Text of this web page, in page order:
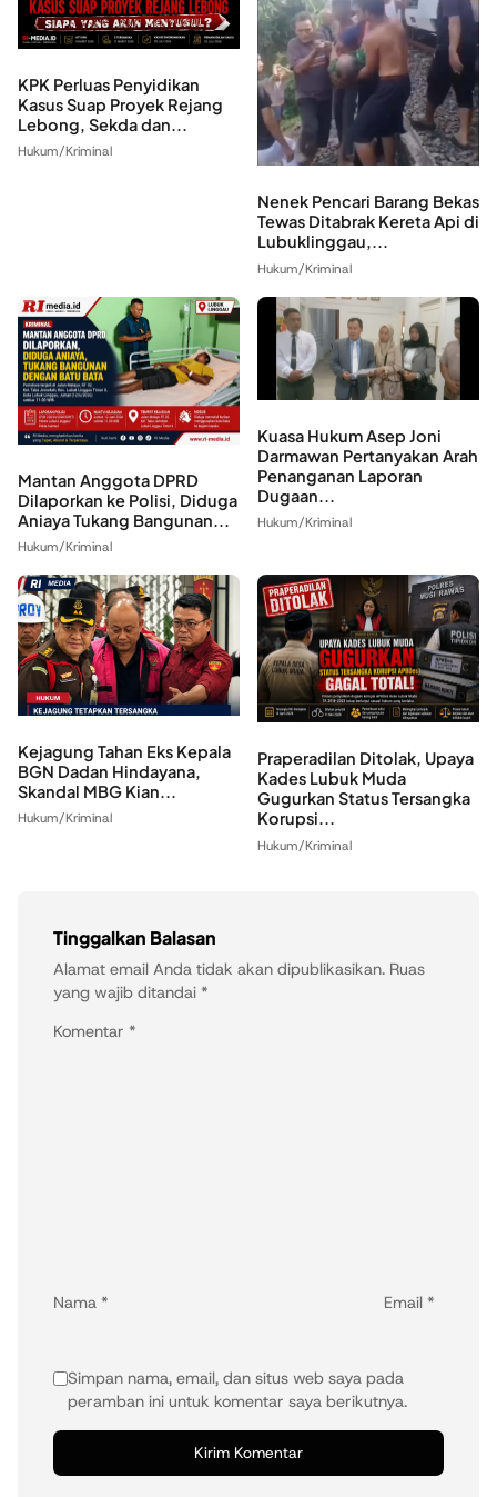
KPK Perluas Penyidikan
Kasus Suap Proyek Rejang
Lebong, Sekda dan...
Hukum/Kriminal
Nenek Pencari Barang Bekas
Tewas Ditabrak Kereta Api di
Lubuklinggau,...
Hukum/Kriminal
Mantan Anggota DPRD
Dilaporkan ke Polisi, Diduga
Aniaya Tukang Bangunan...
Hukum/Kriminal
Kuasa Hukum Asep Joni
Darmawan Pertanyakan Arah
Penanganan Laporan
Dugaan...
Hukum/Kriminal
Kejagung Tahan Eks Kepala
BGN Dadan Hindayana,
Skandal MBG Kian...
Hukum/Kriminal
Praperadilan Ditolak, Upaya
Kades Lubuk Muda
Gugurkan Status Tersangka
Korupsi...
Hukum/Kriminal
Tinggalkan Balasan
Alamat email Anda tidak akan dipublikasikan. Ruas
yang wajib ditandai *
Komentar *
Nama * Email *
Simpan nama, email, dan situs web saya pada
peramban ini untuk komentar saya berikutnya.